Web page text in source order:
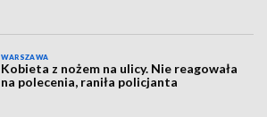
WARSZAWA
Kobieta z nożem na ulicy. Nie reagowała
na polecenia, raniła policjanta